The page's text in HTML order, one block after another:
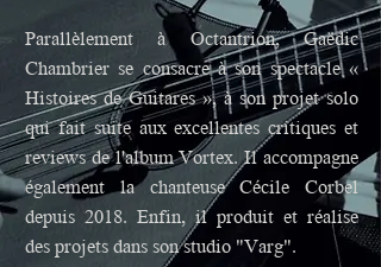
Parallèlement à Octantrion, Gaëdic
Chambrier se consacre à son spectacle «
Histoires de Guitares », à son projet solo
qui fait suite aux excellentes critiques et
reviews de l'album Vortex. Il accompagne
également la chanteuse Cécile Corbel
depuis 2018. Enfin, il produit et réalise
des projets dans son studio "Varg".